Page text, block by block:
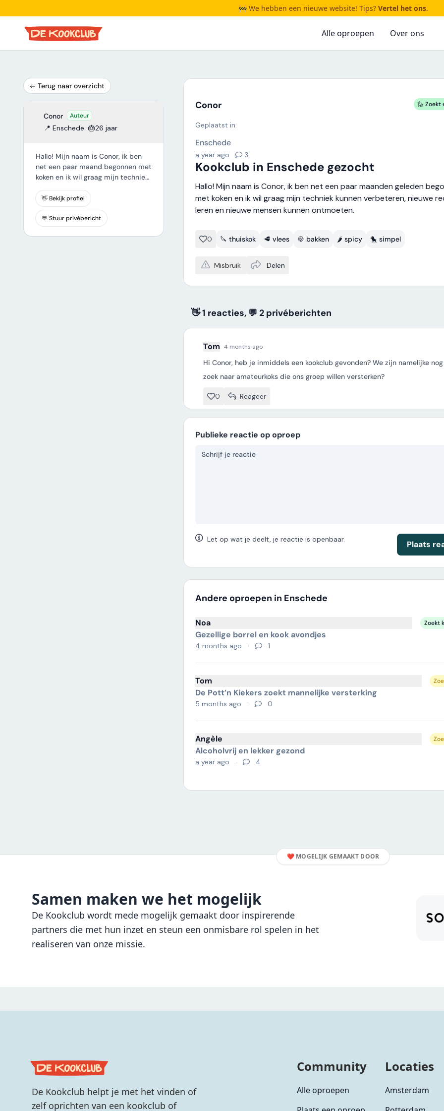
🚧 We hebben een nieuwe website! Tips? Vertel het ons.
Alle oproepen Over ons
Terug naar overzicht
Conor Auteur
📍 Enschede 🎂26 jaar
Hallo! Mijn naam is Conor, ik ben
net een paar maand begonnen met
koken en ik wil graag mijn techniek
recepten leren en nieuwe mensen
kunnen ontmoeten.
👋 Bekijk profiel
💬 Stuur privébericht
Conor 🙋 Zoekt
Geplaatst in:
Enschede
a year ago 3
Kookclub in Enschede gezocht
Hallo! Mijn naam is Conor, ik ben net een paar maanden geleden
met koken en ik wil graag mijn techniek kunnen verbeteren, nieuwe
leren en nieuwe mensen kunnen ontmoeten.
0 🔪 thuiskok 🥩 vlees 🍪 bakken 🌶️ spicy 🐤 simpel
Misbruik Delen
👋 1 reacties, 💬 2 privéberichten
Tom 4 months ago
Hi Conor, heb je inmiddels een kookclub gevonden? We zijn namelijke
zoek naar amateurkoks die ons groep willen versterken?
0 Reageer
Publieke reactie op oproep
Let op wat je deelt, je reactie is openbaar. Plaats
Andere oproepen in Enschede
Noa Zoekt
Gezellige borrel en kook avondjes
4 months ago · 1
Tom
De Pott’n Kiekers zoekt mannelijke versterking
5 months ago · 0
Angèle
Alcoholvrij en lekker gezond
a year ago · 4
❤️ MOGELIJK GEMAAKT DOOR
Samen maken we het mogelijk
De Kookclub wordt mede mogelijk gemaakt door inspirerende
partners die met hun inzet en steun een onmisbare rol spelen in het
realiseren van onze missie.
De Kookclub helpt je met het vinden of
zelf oprichten van een kookclub of
Community
Alle oproepen
Locaties
Amsterdam